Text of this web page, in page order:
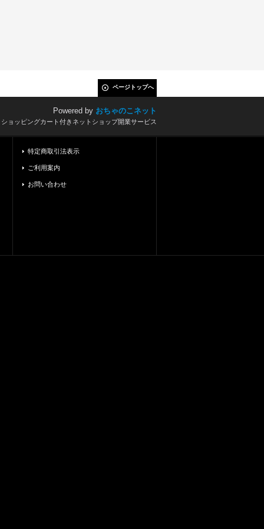
ページトップへ
Powered by おちゃのこネット
ョッピングカート付きネットショップ開業サービス
特定商取引法表示
ご利用案内
お問い合わせ